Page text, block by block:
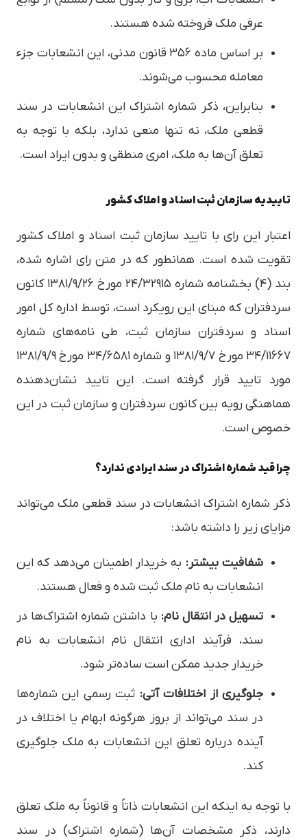
عرفی ملک فروخته شده هستند.
بر اساس ماده ۳۵۶ قانون مدنی، این انشعابات جزء
معامله محسوب می‌شوند.
بنابراین، ذکر شماره اشتراک این انشعابات در سند
قطعی ملک، نه تنها منعی ندارد، بلکه با توجه به
تعلق آن‌ها به ملک، امری منطقی و بدون ایراد است.
تاییدیه سازمان ثبت اسناد و املاک کشور
اعتبار این رای با تایید سازمان ثبت اسناد و املاک کشور
تقویت شده است. همانطور که در متن رای اشاره شده،
بند (۴) بخشنامه شماره ۲۴/۳۲۹۱۵ مورخ ۱۳۸۱/۹/۲۶ کانون
سردفتران که مبنای این رویکرد است، توسط اداره کل امور
اسناد و سردفتران سازمان ثبت، طی نامه‌های شماره
۳۴/۱۱۶۶۷ مورخ ۱۳۸۱/۹/۷ و شماره ۳۴/۶۵۸۱ مورخ ۱۳۸۱/۹/۹
مورد تایید قرار گرفته است. این تایید نشان‌دهنده
هماهنگی رویه بین کانون سردفتران و سازمان ثبت در این
خصوص است.
چرا قید شماره اشتراک در سند ایرادی ندارد؟
ذکر شماره اشتراک انشعابات در سند قطعی ملک می‌تواند
مزایای زیر را داشته باشد:
شفافیت بیشتر: به خریدار اطمینان می‌دهد که این
انشعابات به نام ملک ثبت شده و فعال هستند.
تسهیل در انتقال نام: با داشتن شماره اشتراک‌ها در
سند، فرآیند اداری انتقال نام انشعابات به نام
خریدار جدید ممکن است ساده‌تر شود.
جلوگیری از اختلافات آتی: ثبت رسمی این شماره‌ها
در سند می‌تواند از بروز هرگونه ابهام یا اختلاف در
آینده درباره تعلق این انشعابات به ملک جلوگیری
کند.
با توجه به اینکه این انشعابات ذاتاً و قانوناً به ملک تعلق
دارند، ذکر مشخصات آن‌ها (شماره اشتراک) در سند